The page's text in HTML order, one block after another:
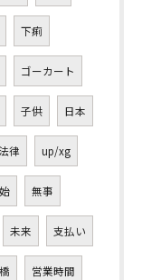
下痢
ゴーカート
子供 日本
法律 up/xg
無事
未来 支払い
営業時間